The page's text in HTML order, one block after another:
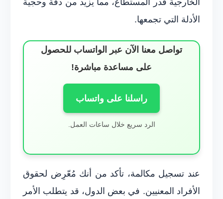
الأدلة التي تجمعها.
تواصل معنا الآن عبر الواتساب للحصول
على مساعدة مباشرة!
راسلنا على واتساب
الرد سريع خلال ساعات العمل.
عند تسجيل مكالمة، تأكد من أنك مُعّرِض لحقوق
الأفراد المعنيين. في بعض الدول، قد يتطلب الأمر